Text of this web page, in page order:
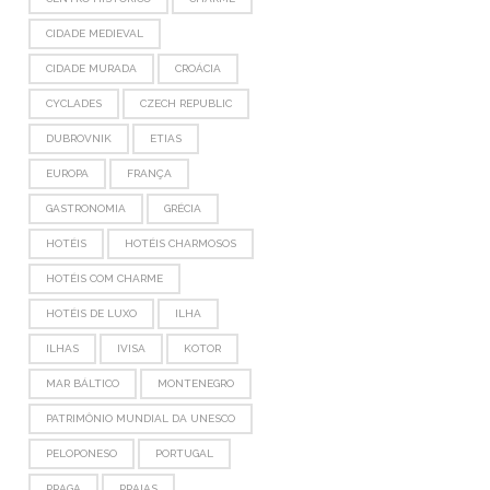
CIDADE MEDIEVAL
CIDADE MURADA CROÁCIA
CYCLADES CZECH REPUBLIC
DUBROVNIK ETIAS
EUROPA FRANÇA
GASTRONOMIA GRÉCIA
HOTÉIS HOTÉIS CHARMOSOS
HOTÉIS COM CHARME
HOTÉIS DE LUXO ILHA
ILHAS IVISA KOTOR
MAR BÁLTICO MONTENEGRO
PATRIMÔNIO MUNDIAL DA UNESCO
PELOPONESO PORTUGAL